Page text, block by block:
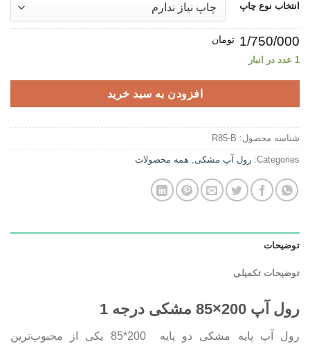
انتخاب نوع چاپ
1/750/000 تومان
1 عدد در انبار
افزودن به سبد خرید
شناسه محصول: R85-B
Categories: رول آپ مشکی همه محصولات
توضیحات
توضیحات تکمیلی
رول آپ 200×85 مشکی درجه 1
رول آپ پایه مشکی دو پایه 200*85 یکی از محبوب‌ترین